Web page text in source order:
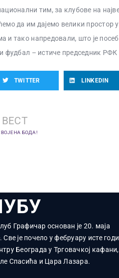
тим, за клубове на
да им дајемо велики
и тако напредовали, што је
фудбал – истиче председник
TWITTER LINKEDIN
БОДА!
Графичар основан је 20. маја
Све је почело у фебруару исте
Београда у Трговачкој кафани,
Спасића и Цара Лазара.